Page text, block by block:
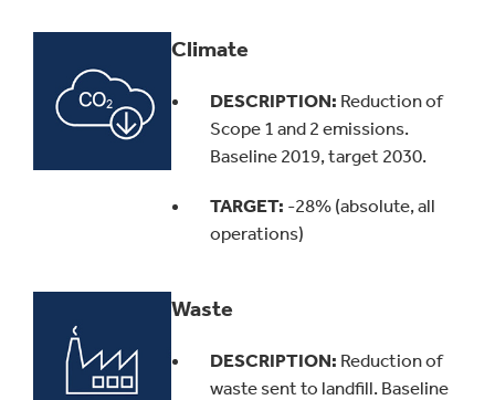
Climate
DESCRIPTION: Reduction of
Scope 1 and 2 emissions.
Baseline 2019, target 2030.
TARGET: -28% (absolute, all
operations)
Waste
DESCRIPTION: Reduction of
waste sent to landfill. Baseline